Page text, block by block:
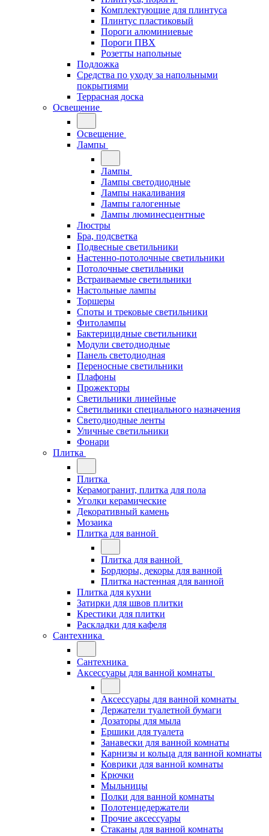
Комплектующие для плинтуса
Плинтус пластиковый
Пороги алюминиевые
Пороги ПВХ
Розетты напольные
Подложка
Средства по уходу за напольными
покрытиями
Террасная доска
Освещение
Освещение
Лампы
Лампы
Лампы светодиодные
Лампы накаливания
Лампы галогенные
Лампы люминесцентные
Люстры
Бра, подсветка
Подвесные светильники
Настенно-потолочные светильники
Потолочные светильники
Встраиваемые светильники
Настольные лампы
Торшеры
Споты и трековые светильники
Фитолампы
Бактерицидные светильники
Модули светодиодные
Панель светодиодная
Переносные светильники
Плафоны
Прожекторы
Светильники линейные
Светильники специального назначения
Светодиодные ленты
Уличные светильники
Фонари
Плитка
Плитка
Керамогранит, плитка для пола
Уголки керамические
Декоративный камень
Мозаика
Плитка для ванной
Плитка для ванной
Бордюры, декоры для ванной
Плитка настенная для ванной
Плитка для кухни
Затирки для швов плитки
Крестики для плитки
Раскладки для кафеля
Сантехника
Сантехника
Аксессуары для ванной комнаты
Аксессуары для ванной комнаты
Держатели туалетной бумаги
Дозаторы для мыла
Ершики для туалета
Занавески для ванной комнаты
Карнизы и кольца для ванной комнаты
Коврики для ванной комнаты
Крючки
Мыльницы
Полки для ванной комнаты
Полотенцедержатели
Прочие аксессуары
Стаканы для ванной комнаты